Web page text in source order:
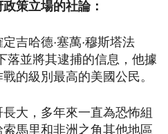
策立場的社論：
吉哈德·塞萬·穆斯塔法
落並將其逮捕的信息，他據
的級別最高的美國公民。
大，多年來一直為恐怖組
馬里和非洲之角其他地區